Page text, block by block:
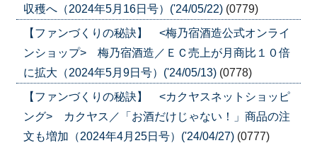
収穫へ（2024年5月16日号）('24/05/22) (0779)
【ファンづくりの秘訣】 <梅乃宿酒造公式オンライ
ンショップ> 梅乃宿酒造／ＥＣ売上が月商比１０倍
に拡大（2024年5月9日号）('24/05/13) (0778)
【ファンづくりの秘訣】 <カクヤスネットショッピ
ング> カクヤス／「お酒だけじゃない！」商品の注
文も増加（2024年4月25日号）('24/04/27) (0777)